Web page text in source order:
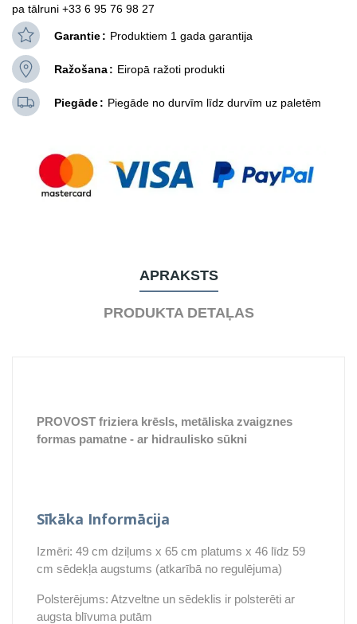
pa tālruni +33 6 95 76 98 27
Garantie Produktiem 1 gada garantija
Ražošana Eiropā ražoti produkti
Piegāde Piegāde no durvīm līdz durvīm uz paletēm
APRAKSTS
PRODUKTA DETAĻAS
PROVOST friziera krēsls, metāliska zvaigznes
formas pamatne - ar hidraulisko sūkni
Sīkāka Informācija
Izmēri: 49 cm dziļums x 65 cm platums x 46 līdz 59
cm sēdekļa augstums (atkarībā no regulējuma)
Polsterējums: Atzveltne un sēdeklis ir polsterēti ar
augsta blīvuma putām